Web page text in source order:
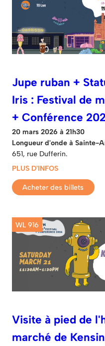
Jupe ruban +
Iris : Festival de
+ Conférence
20 mars 2026 à 21h30
Longueur d'onde à Sainte-
651, rue Dufferin.
PLUS D'INFOS
Acheter des billets
WL 916
Visite à pied de
marché de